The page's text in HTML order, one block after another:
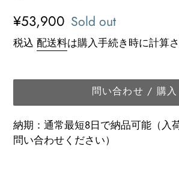
通
常
格
¥53,900 Sold out
税込 配送料は購入手続き時に計算さ
問い合わせ / 購入
納期：通常最短8日で納品可能（入
問い合わせください）